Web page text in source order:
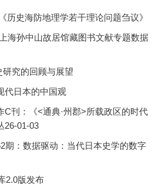
历史海防地理学若干理论问题刍议》
海孙中山故居馆藏图书文献专题数据
究的回顾与展望
代日本的中国观
C刊：《<通典·州郡>所载政区的时代
26-01-03
期：数据驱动：当代日本史学的数字
2.0版发布